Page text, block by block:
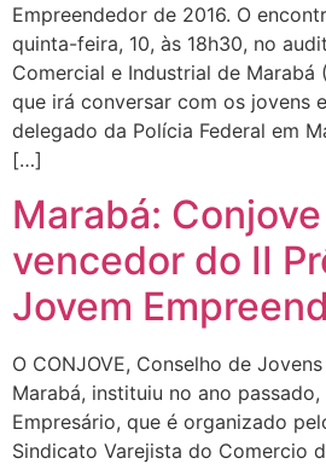
Empreendedor de 2016. O
quinta-feira, 10, às 18h30, no
Comercial e Industrial de Marabá
que irá conversar com os jovens
delegado da Polícia Federal em
[…]
Marabá:
vencedor do II
Jovem
O CONJOVE, Conselho de
Marabá, instituiu no ano
Empresário, que é organizado
Sindicato Varejista do Comercio